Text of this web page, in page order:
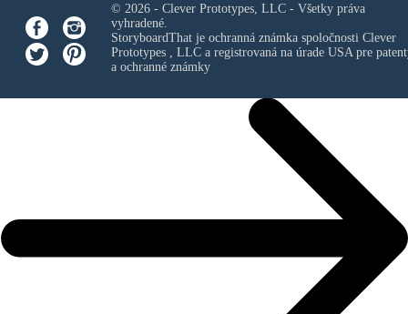
© 2026 - Clever Prototypes, LLC - Všetky práva
vyhradené.
StoryboardThat je ochranná známka spoločnosti Clever
Prototypes , LLCa registrovaná na úrade USA pre
a ochranné známky